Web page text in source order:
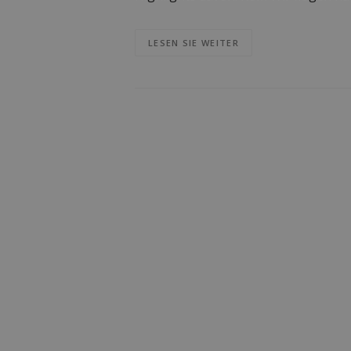
LESEN SIE WEITER